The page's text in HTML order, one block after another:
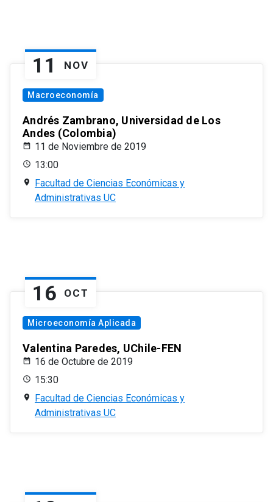
11 NOV
Macroeconomía
Andrés Zambrano, Universidad de Los
Andes (Colombia)
11 de Noviembre de 2019
13:00
Facultad de Ciencias Económicas y
Administrativas UC
16 OCT
Microeconomía Aplicada
Valentina Paredes, UChile-FEN
16 de Octubre de 2019
15:30
Facultad de Ciencias Económicas y
Administrativas UC